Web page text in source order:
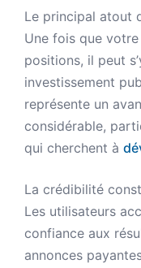
Le principal atout
Une fois que
positions, il peut
investissement
représente un
considérable,
qui cherchent à
La crédibilité
Les utilisateurs
confiance aux
annonces